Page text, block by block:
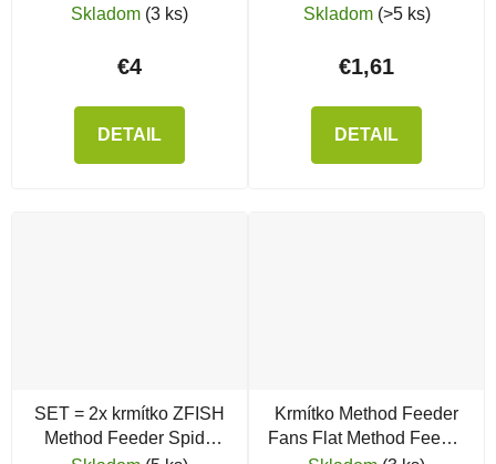
Skladom (3 ks)
€4
DETAIL
Mould
Skladom (>5 ks)
€1,61
DETAIL
SET = 2x krmítko ZFISH
Method Feeder Spide
Krmítko Method Feeder
Fans Flat Method Feeder